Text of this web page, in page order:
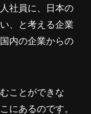
社員に、日本の
、と考える企業
内の企業からの
ことができな
にあるのです。